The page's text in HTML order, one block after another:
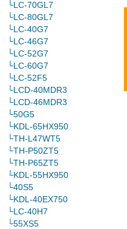
└LC-70GL7
└LC-80GL7
└LC-40G7
└LC-46G7
└LC-52G7
└LC-60G7
└LC-52F5
└LCD-40MDR3
└LCD-46MDR3
└50G5
└KDL-65HX950
└TH-L47WT5
└TH-P50ZT5
└TH-P65ZT5
└KDL-55HX950
└40S5
└KDL-40EX750
└LC-40H7
└55XS5